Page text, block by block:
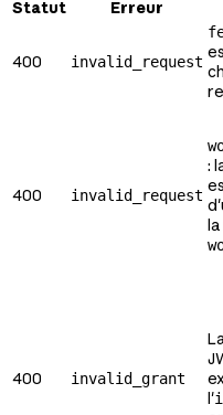
Statut
Erreur
400 invalid_request
400 invalid_request
:
400 invalid_grant
l'